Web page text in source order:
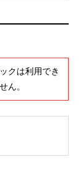
クは利用でき
ん。